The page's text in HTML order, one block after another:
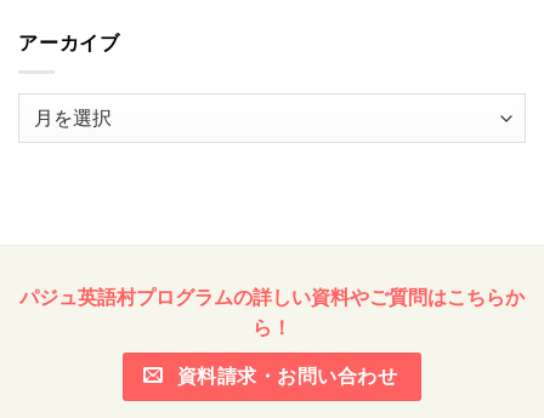
アーカイブ
パジュ英語村プログラムの詳しい資料やご質問はこちらか
ら！
資料請求・お問い合わせ